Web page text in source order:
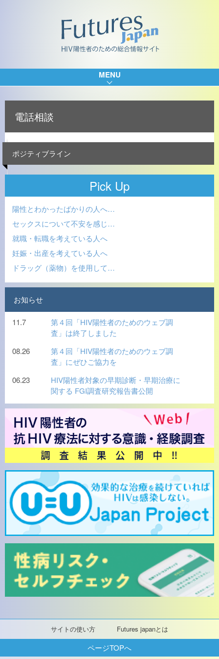
サイトの使い方 Futures japanとは
MENU
電話相談
ポジティブライン
Pick Up
陽性とわかったばかりの人へ…
セックスについて不安を感じ…
就職・転職を考えている人へ
妊娠・出産を考えている人へ
ドラッグ（薬物）を使用して…
お知らせ
11.7
第４回「HIV陽性者のためのウェブ調
査」は終了しました
08.26
第４回「HIV陽性者のためのウェブ調
査」にぜひご協力を
06.23
HIV陽性者対象の早期診断・早期治療に
関する FGI調査研究報告書公開
ページTOPへ